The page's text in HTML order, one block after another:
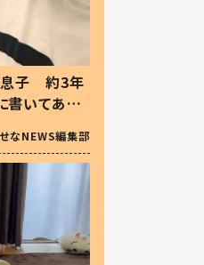
息子 約3年
書いてあっ
せなNEWS編集部